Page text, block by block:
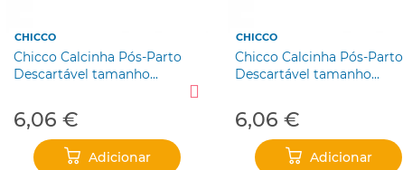
CHICCO
Chicco Calcinha Pós-Parto
Descartável tamanho...
6,06 €
Adicionar
CHICCO
Chicco Calcinha Pós-Parto
Descartável tamanho...
6,06 €
Adicionar